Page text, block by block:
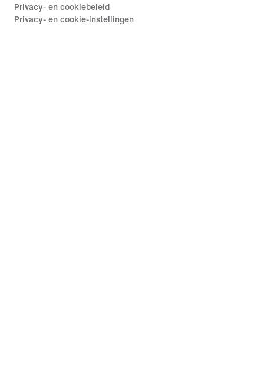
Privacy- en cookiebeleid
Privacy- en cookie-instellingen